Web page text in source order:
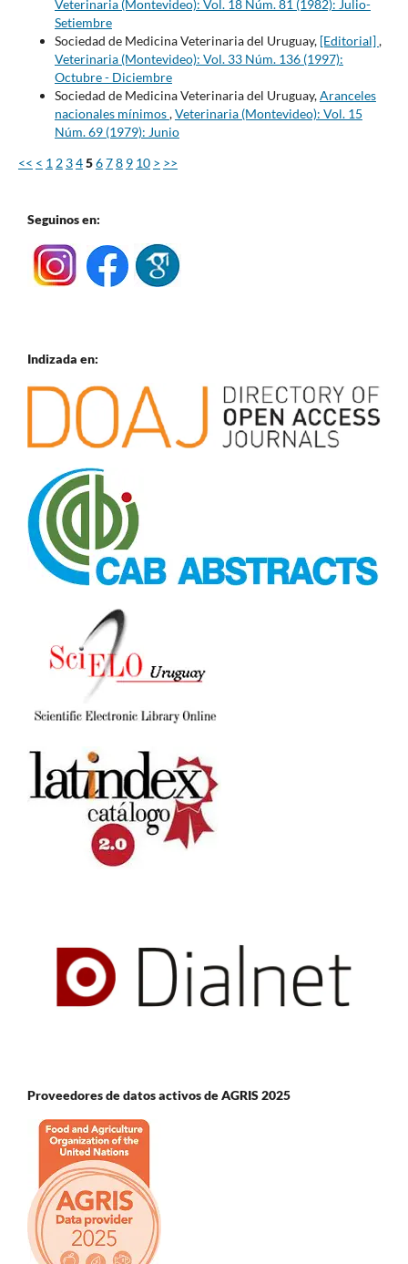
Veterinaria (Montevideo): Vol. 18 Núm. 81 (1982): Julio-
Setiembre
Sociedad de Medicina Veterinaria del Uruguay, [Editorial],
Veterinaria (Montevideo): Vol. 33 Núm. 136 (1997):
Octubre - Diciembre
Sociedad de Medicina Veterinaria del Uruguay,Aranceles
nacionales mínimos,Veterinaria (Montevideo): Vol. 15
Núm. 69 (1979): Junio
<< < 1 2 345678 9 10 > >>
Seguinos en:
Indizada en:
Proveedores de datos activos de AGRIS 2025